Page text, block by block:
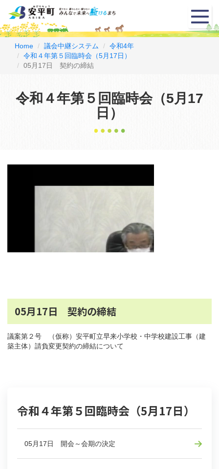
メ
ニ
ュ
Home 議会中継システム
令和4年
令和４年第５回臨時会（5月17日）
05月17日 契約の締結
令和４年第５回臨時会（5月17
日）
05月17日 契約の締結
議案第２号 （仮称）安平町立早来小学校・中学校建設工事（建
築主体）請負変更契約の締結について
令和４年第５回臨時会（5月17日）
05月17日 開会～会期の決定